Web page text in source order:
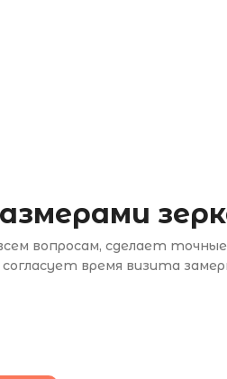
вопросам, сделает
время визита